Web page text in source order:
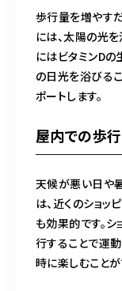
歩行量を増やす
には、太陽の光
にはビタミンDの
の日光を浴びる
ポートします。
屋内での歩行
天候が悪い日や
は、近くのショ
も効果的です。シ
行することで運
時に楽しむことが